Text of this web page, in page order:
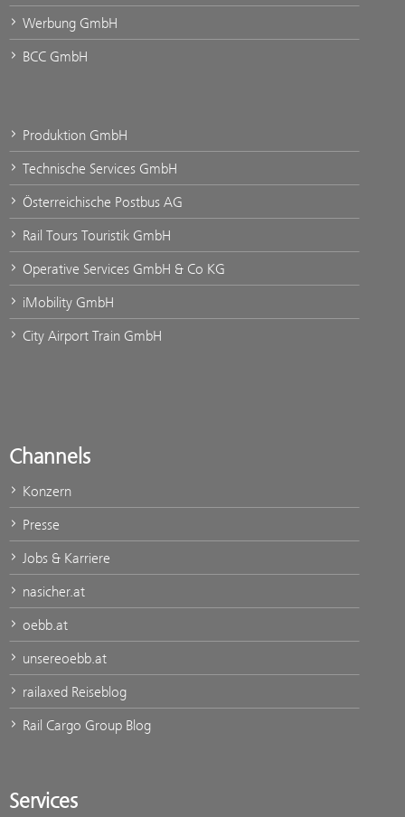
Werbung GmbH
BCC GmbH
Produktion GmbH
Technische Services GmbH
Österreichische Postbus AG
Rail Tours Touristik GmbH
Operative Services GmbH & Co KG
iMobility GmbH
City Airport Train GmbH
Channels
Konzern
Presse
Jobs & Karriere
nasicher.at
oebb.at
unsereoebb.at
railaxed Reiseblog
Rail Cargo Group Blog
Services